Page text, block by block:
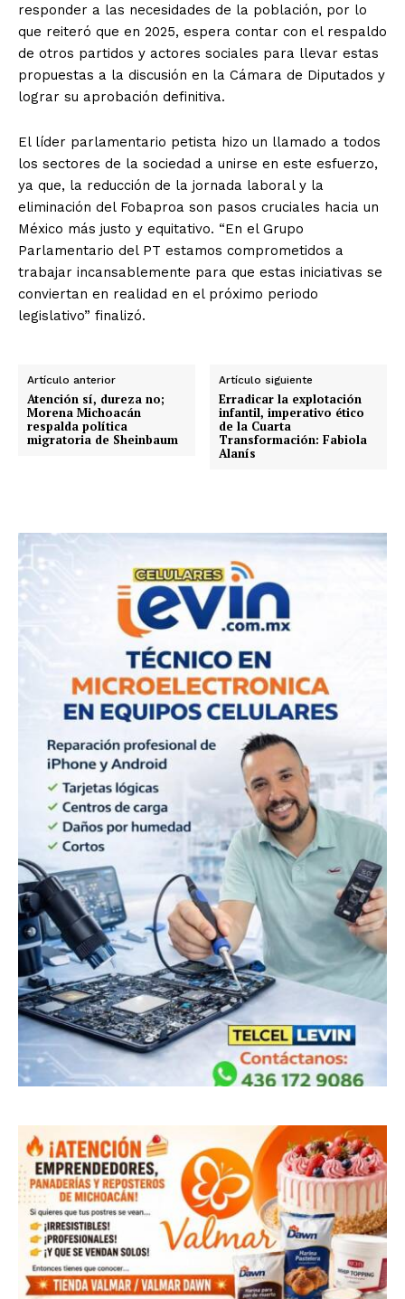
responder a las necesidades de la población, por lo
que reiteró que en 2025, espera contar con el respaldo
de otros partidos y actores sociales para llevar estas
propuestas a la discusión en la Cámara de Diputados y
lograr su aprobación definitiva.
El líder parlamentario petista hizo un llamado a todos
los sectores de la sociedad a unirse en este esfuerzo,
ya que, la reducción de la jornada laboral y la
eliminación del Fobaproa son pasos cruciales hacia un
México más justo y equitativo. “En el Grupo
Parlamentario del PT estamos comprometidos a
trabajar incansablemente para que estas iniciativas se
conviertan en realidad en el próximo periodo
legislativo” finalizó.
Artículo anterior
Atención sí, dureza no;
Morena Michoacán
respalda política
migratoria de Sheinbaum
Artículo siguiente
Erradicar la explotación
infantil, imperativo ético
de la Cuarta
Transformación: Fabiola
Alanís